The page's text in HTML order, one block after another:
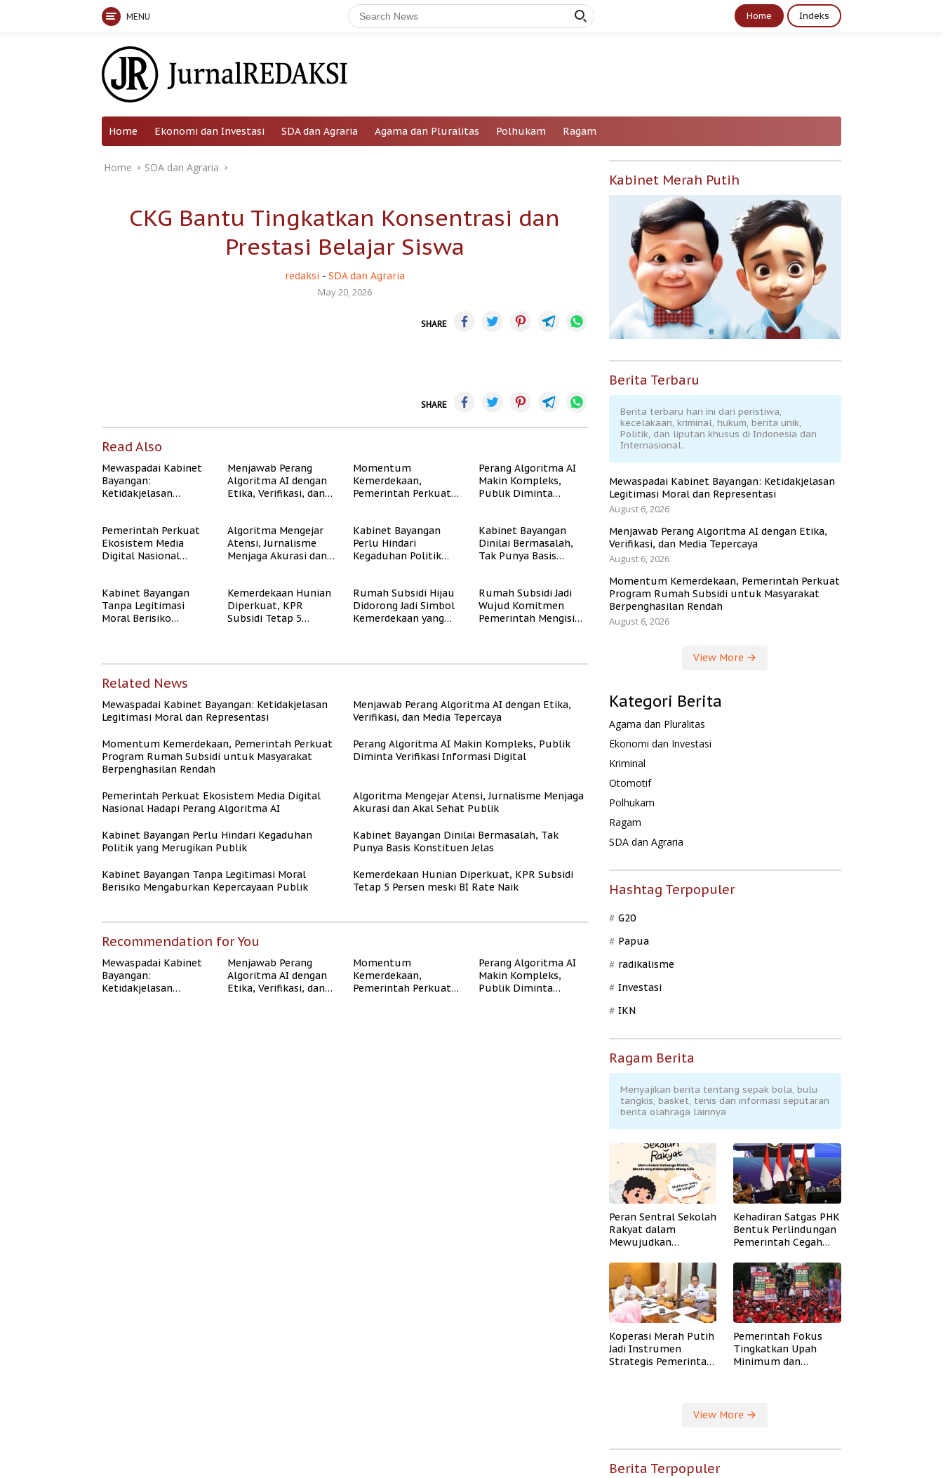
MENU Home Indeks
Home Ekonomi dan Investasi SDA dan Agraria Agama dan Pluralitas Polhukam Ragam
Home SDA dan Agraria
CKG Bantu Tingkatkan Konsentrasi dan
Prestasi Belajar Siswa
redaksi - SDA dan Agraria
May 20, 2026
SHARE
SHARE
Read Also
Mewaspadai Kabinet
Bayangan:
Ketidakjelasan
Menjawab Perang
Algoritma AI dengan
Etika, Verifikasi, dan
Momentum
Kemerdekaan,
Pemerintah Perkuat
Masyarakat
Berpenghasilan
Rendah
Perang Algoritma AI
Makin Kompleks,
Publik Diminta
Pemerintah Perkuat
Ekosistem Media
Digital Nasional
Algoritma Mengejar
Atensi, Jurnalisme
Menjaga Akurasi dan
Kabinet Bayangan
Perlu Hindari
Kegaduhan Politik
Kabinet Bayangan
Dinilai Bermasalah,
Tak Punya Basis
Kabinet Bayangan
Tanpa Legitimasi
Moral Berisiko
Kemerdekaan Hunian
Diperkuat, KPR
Subsidi Tetap 5
Rumah Subsidi Hijau
Didorong Jadi Simbol
Kemerdekaan yang
Rumah Subsidi Jadi
Wujud Komitmen
Pemerintah Mengisi
Related News
Mewaspadai Kabinet Bayangan: Ketidakjelasan
Legitimasi Moral dan Representasi
Menjawab Perang Algoritma AI dengan Etika,
Verifikasi, dan Media Tepercaya
Momentum Kemerdekaan, Pemerintah Perkuat
Program Rumah Subsidi untuk Masyarakat
Berpenghasilan Rendah
Perang Algoritma AI Makin Kompleks, Publik
Diminta Verifikasi Informasi Digital
Pemerintah Perkuat Ekosistem Media Digital
Nasional Hadapi Perang Algoritma AI
Algoritma Mengejar Atensi, Jurnalisme Menjaga
Akurasi dan Akal Sehat Publik
Kabinet Bayangan Perlu Hindari Kegaduhan
Politik yang Merugikan Publik
Kabinet Bayangan Dinilai Bermasalah, Tak
Punya Basis Konstituen Jelas
Kabinet Bayangan Tanpa Legitimasi Moral
Berisiko Mengaburkan Kepercayaan Publik
Kemerdekaan Hunian Diperkuat, KPR Subsidi
Tetap 5 Persen meski BI Rate Naik
Recommendation for You
Mewaspadai Kabinet
Bayangan:
Ketidakjelasan
Menjawab Perang
Algoritma AI dengan
Etika, Verifikasi, dan
Momentum
Kemerdekaan,
Pemerintah Perkuat
Perang Algoritma AI
Makin Kompleks,
Publik Diminta
Kabinet Merah Putih
Berita Terbaru
Berita terbaru hari ini dari peristiwa,
kecelakaan, kriminal, hukum, berita unik,
Politik, dan liputan khusus di Indonesia dan
Internasional.
Mewaspadai Kabinet Bayangan: Ketidakjelasan
Legitimasi Moral dan Representasi
August 6, 2026
Menjawab Perang Algoritma AI dengan Etika,
Verifikasi, dan Media Tepercaya
August 6, 2026
Momentum Kemerdekaan, Pemerintah Perkuat
Program Rumah Subsidi untuk Masyarakat
Berpenghasilan Rendah
August 6, 2026
View More
Kategori Berita
Agama dan Pluralitas
Ekonomi dan Investasi
Kriminal
Otomotif
Polhukam
Ragam
SDA dan Agraria
Hashtag Terpopuler
G20
Papua
radikalisme
Investasi
IKN
Ragam Berita
Menyajikan berita tentang sepak bola, bulu
tangkis, basket, tenis dan informasi seputaran
berita olahraga lainnya
Peran Sentral Sekolah
Rakyat dalam
Mewujudkan
Kehadiran Satgas PHK
Bentuk Perlindungan
Pemerintah Cegah
Koperasi Merah Putih
Jadi Instrumen
Strategis Pemerintah
Pemerintah Fokus
Tingkatkan Upah
Minimum dan
View More
Berita Terpopuler